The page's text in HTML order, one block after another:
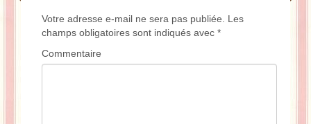
Votre adresse e-mail ne sera pas publiée.
Les
champs obligatoires sont indiqués avec *
Commentaire